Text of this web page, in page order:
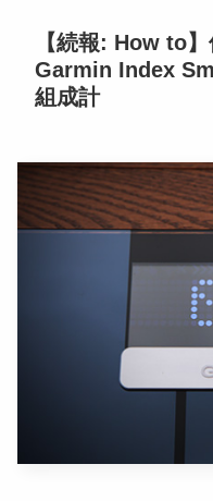
【続報: How to】
Garmin Index
組成計